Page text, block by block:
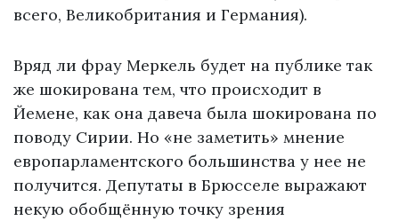
всего, Великобритания и Германия).
Вряд ли фрау Меркель будет на публике так
же шокирована тем, что происходит в
Йемене, как она давеча была шокирована по
поводу Сирии. Но «не заметить» мнение
европарламентского большинства у нее не
получится. Депутаты в Брюсселе выражают
некую обобщённую точку зрения